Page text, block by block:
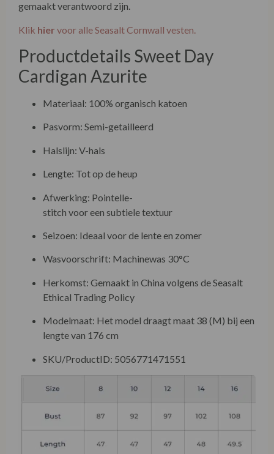
gemaakt verantwoord zijn.
Klik hier voor alle Seasalt Cornwall vesten.
Productdetails Sweet Day
Cardigan Azurite
Materiaal: 100% organisch katoen
Pasvorm: Semi-getailleerd
Halslijn: V-hals
Lengte: Tot op de heup
Afwerking: Pointelle-stitch voor een subtiele
textuur
Seizoen: Ideaal voor de lente en zomer
Wasvoorschrift: Machinewas 30°C
Herkomst: Gemaakt in China volgens de Seasalt
Ethical Trading Policy
Modelmaat: Het model draagt maat 38 (M) bij een
lengte van 176 cm
SKU/ProductID: 5056771471551